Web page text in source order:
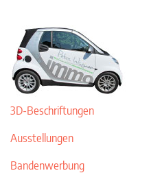
3D-Beschriftungen
Ausstellungen
Bandenwerbung